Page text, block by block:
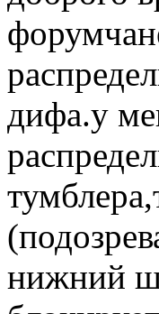
дифа.у
нижний